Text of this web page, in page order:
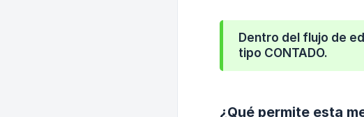
Dentro del flujo de
tipo CONTADO.
¿Qué permite esta